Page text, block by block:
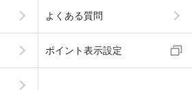
よくある質問
ポイント表示設定